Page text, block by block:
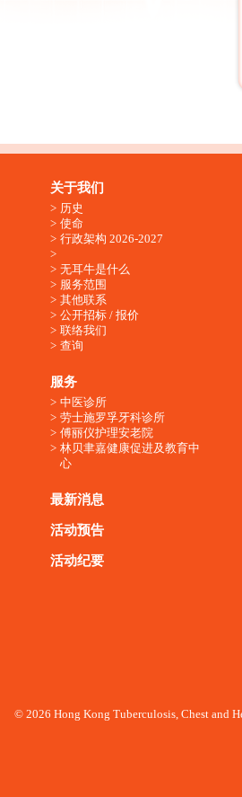
关于我们
历史
使命
行政架构 2026-2027
无耳牛是什么
服务范围
其他联系
公开招标 / 报价
联络我们
查询
服务
中医诊所
劳士施罗孚牙科诊所
傅丽仪护理安老院
林贝聿嘉健康促进及教育中
心
最新消息
活动预告
活动纪要
© 2026 Hong Kong Tuberculosis, Chest and